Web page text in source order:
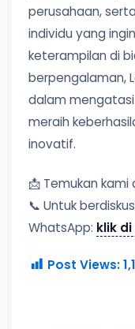
perusahaan,
individu yang
keterampilan di
berpengalaman,
dalam
meraih
inovatif.
📩 Temukan kami
📞 Untuk
WhatsApp: klik di
Post Views: